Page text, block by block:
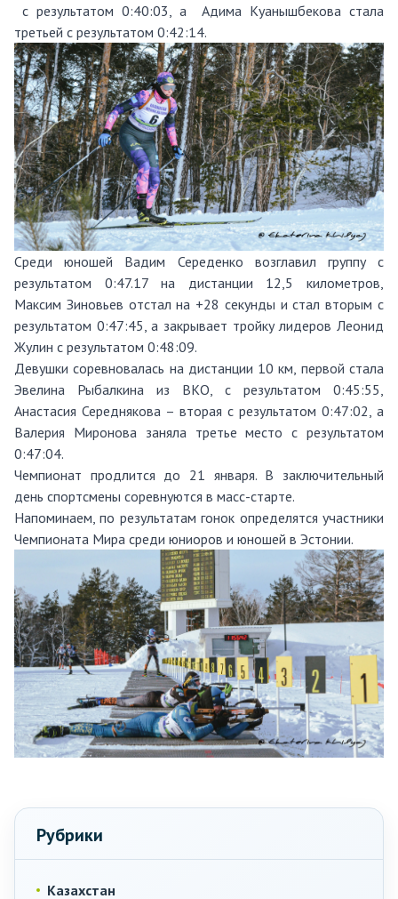
с результатом 0:40:03, а Адима Куанышбекова стала
третьей с результатом 0:42:14.
Среди юношей Вадим Середенко возглавил группу с
результатом 0:47.17 на дистанции 12,5 километров,
Максим Зиновьев отстал на +28 секунды и стал вторым с
результатом 0:47:45, а закрывает тройку лидеров Леонид
Жулин с результатом 0:48:09.
Девушки соревновалась на дистанции 10 км, первой стала
Эвелина Рыбалкина из ВКО, с результатом 0:45:55,
Анастасия Середнякова – вторая с результатом 0:47:02, а
Валерия Миронова заняла третье место с результатом
0:47:04.
Чемпионат продлится до 21 января. В заключительный
день спортсмены соревнуются в масс-старте.
Напоминаем, по результатам гонок определятся участники
Чемпионата Мира среди юниоров и юношей в Эстонии.
Рубрики
Казахстан